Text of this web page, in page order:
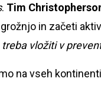
. Tim
in začeti
vložiti v
na vseh